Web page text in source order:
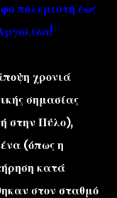
πολεμιστή έως
χρονιά
σημασίας
στην Πύλο),
(όπως η
κατά
στον σταθμό